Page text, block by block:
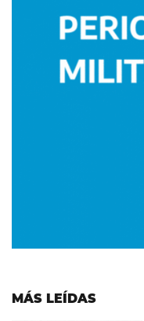
MÁS LEÍDAS